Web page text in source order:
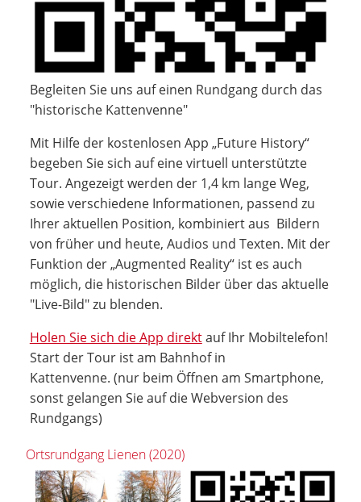
Begleiten Sie uns auf einen Rundgang durch das
"historische Kattenvenne"
Mit Hilfe der kostenlosen App „Future History“
begeben Sie sich auf eine virtuell unterstützte
Tour. Angezeigt werden der 1,4 km lange Weg,
sowie verschiedene Informationen, passend zu
Ihrer aktuellen Position, kombiniert aus Bildern
von früher und heute, Audios und Texten. Mit der
Funktion der „Augmented Reality“ ist es auch
möglich, die historischen Bilder über das aktuelle
"Live-Bild" zu blenden.
Holen Sie sich die App direktauf Ihr Mobiltelefon!
Start der Tour ist am Bahnhof in
Kattenvenne. (nur beim Öffnen am Smartphone,
sonst gelangen Sie auf die Webversion des
Rundgangs)
Ortsrundgang Lienen (2020)